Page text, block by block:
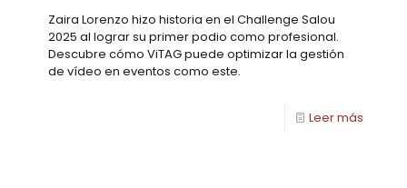
Zaira Lorenzo hizo historia en el Challenge Salou
2025 al lograr su primer podio como profesional.
Descubre cómo ViTAG puede optimizar la gestión
de vídeo en eventos como este.
Leer más